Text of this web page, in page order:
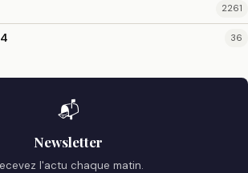
2261
36
📬
Newsletter
l'actu chaque matin.